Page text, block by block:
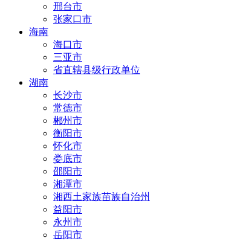
邢台市
张家口市
海南
海口市
三亚市
省直辖县级行政单位
湖南
长沙市
常德市
郴州市
衡阳市
怀化市
娄底市
邵阳市
湘潭市
湘西土家族苗族自治州
益阳市
永州市
岳阳市